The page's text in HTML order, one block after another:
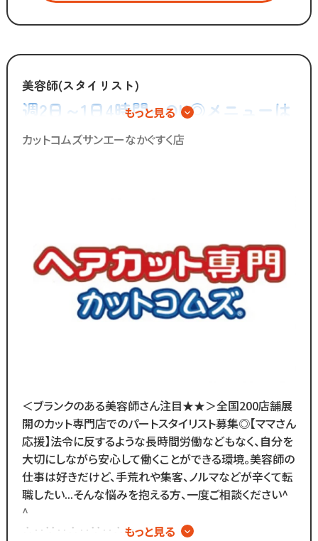
そんな働き方はもう古い。
カット専門店の「カットコムズ」。
「今より稼げるけど、ホワイトな労働環境」
で一緒に働きませんか？
ブランクがあっても大丈夫！
数多くのスタッフ教育をしてきた
ノウハウによる安心の教育制度あり。
メニューはカットのみなので
難しい業務内容はありません！
また、担当・予約制ではなく
お客様とは最低限しか
会話をしないスタイルなので
お客様との関係作りが苦手...
という方にもピッタリ◎
美容師(スタイリスト)
週2日～1日4時間～OK◎メニューは
カットのみ◎シャンプーやカラー、
もっと見る
カットコムズサンエーなかぐすく店
＜ブランクのある美容師さん注目★★＞全国200店舗展
開のカット専門店でのパートスタイリスト募集◎【ママさん
応援】法令に反するような長時間労働などもなく、自分を
大切にしながら安心して働くことができる環境。美容師の
仕事は好きだけど、手荒れや集客、ノルマなどが辛くて転
職したい...そんな悩みを抱える方、一度ご相談ください^
^
∴‥∵‥∴‥∵‥∴‥もっと見る